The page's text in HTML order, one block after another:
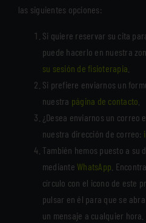
las siguientes opciones:
Si quiere reservar su cita
puede hacerlo en nuestra
su sesión de fisioterapia
Si prefiere enviarnos un
nuestra página de contacto
¿Desea enviarnos un correo
nuestra dirección de correo:
También hemos puesto a su
mediante WhatsApp .
círculo con el icono de este
pulsar en él para que se
un mensaje a cualquier